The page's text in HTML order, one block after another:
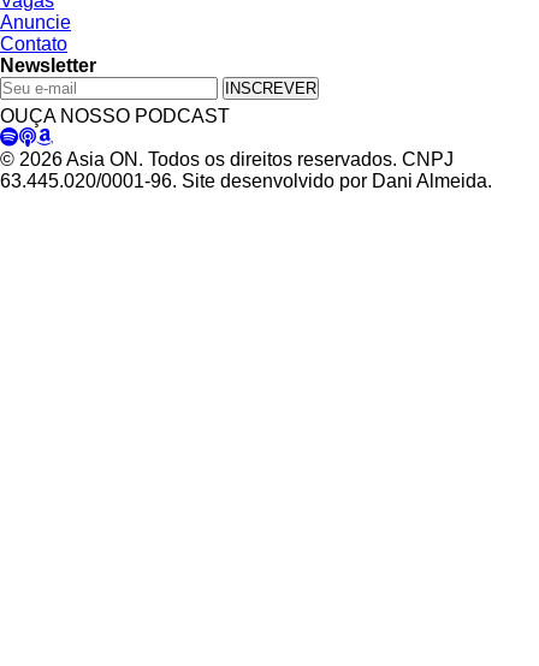
Anuncie
Contato
Newsletter
INSCREVER
OUÇA NOSSO PODCAST
© 2026 Asia ON. Todos os direitos reservados. CNPJ
63.445.020/0001-96. Site desenvolvido por Dani Almeida.